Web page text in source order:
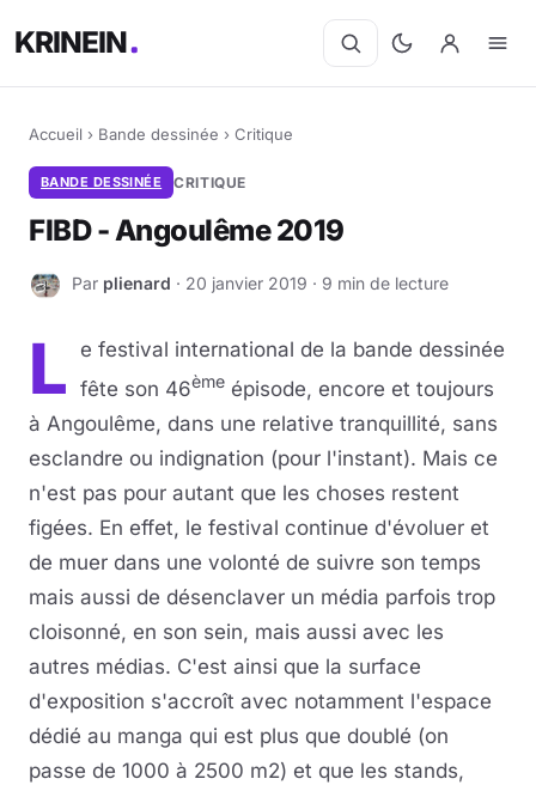
KRINEIN
Accueil › Bande dessinée › Critique
BANDE DESSINÉE CRITIQUE
FIBD - Angoulême 2019
P Par plienard · 20 janvier 2019 · 9 min de lecture
L
e festival international de la bande dessinée
fête son 46ème épisode, encore et toujours
à Angoulême, dans une relative tranquillité, sans
esclandre ou indignation (pour l'instant). Mais ce
n'est pas pour autant que les choses restent
figées. En effet, le festival continue d'évoluer et
de muer dans une volonté de suivre son temps
mais aussi de désenclaver un média parfois trop
cloisonné, en son sein, mais aussi avec les
autres médias. C'est ainsi que la surface
d'exposition s'accroît avec notamment l'espace
dédié au manga qui est plus que doublé (on
passe de 1000 à 2500 m2) et que les stands,